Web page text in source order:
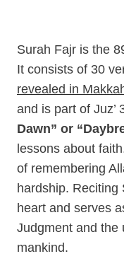
Surah Fajr is the
It consists of 30
revealed in
and is part of Juz’
Dawn” or
lessons about
of remembering
hardship. Reciting
heart and serves
Judgment and the
mankind.